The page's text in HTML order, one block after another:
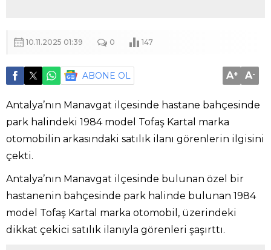
10.11.2025 01:39 0 147
ABONE OL A+ A-
Antalya’nın Manavgat ilçesinde hastane bahçesinde
park halindeki 1984 model Tofaş Kartal marka
otomobilin arkasındaki satılık ilanı görenlerin ilgisini
çekti.
Antalya’nın Manavgat ilçesinde bulunan özel bir
hastanenin bahçesinde park halinde bulunan 1984
model Tofaş Kartal marka otomobil, üzerindeki
dikkat çekici satılık ilanıyla görenleri şaşırttı.